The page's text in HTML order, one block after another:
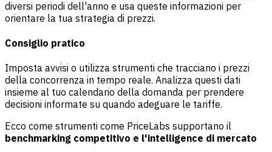
diversi periodi dell'anno e usa queste informazioni per
orientare la tua strategia di prezzi.
Consiglio pratico
Imposta avvisi o utilizza strumenti che tracciano i prezzi
della concorrenza in tempo reale. Analizza questi dati
insieme al tuo calendario della domanda per prendere
decisioni informate su quando adeguare le tariffe.
Ecco come strumenti come PriceLabs supportano il
benchmarking competitivo e l'intelligence di mercato